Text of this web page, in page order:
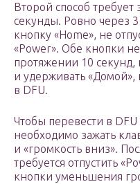
Второй способ требует
секунды. Ровно через
кнопку «Home», не
«Power». Обе кнопки
протяжении 10 секунд,
и удерживать «Домой»,
в DFU.
Чтобы перевести в DFU
необходимо зажать
и «громкость вниз».
требуется отпустить
кнопки уменьшения